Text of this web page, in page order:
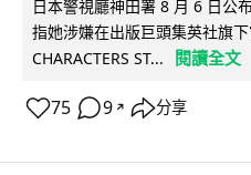
日本警視廳神田署 8 月 6 日公
指她涉嫌在出版巨頭集英社旗
CHARACTERS ST...
閱讀全文
75 9 ↗ 分享